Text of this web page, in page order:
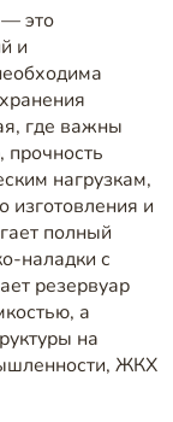
это
и
где важны
прочность
нагрузкам,
изготовления и
полный
наладки с
резервуар
а
на
ЖКХ